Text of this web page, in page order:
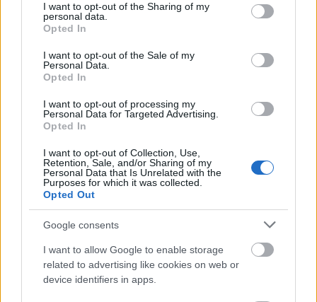
not limited to your visit or usage behaviour. You may click to
grant or deny consent to Google and its third-party tags to
use your data for below specified purposes in below Google
consent section.
I want to opt-out of the Sharing of my
personal data.
Opted In
I want to opt-out of the Sale of my
Personal Data.
Opted In
I want to opt-out of processing my
Personal Data for Targeted Advertising.
Opted In
I want to opt-out of Collection, Use,
Retention, Sale, and/or Sharing of my
Personal Data that Is Unrelated with the
Purposes for which it was collected.
Opted Out
Google consents
I want to allow Google to enable storage
related to advertising like cookies on web or
device identifiers in apps.
Jordán Tamás a Nemzet Színésze
TörökÁkos•2020. február 25.
Közel egy órás tanácskozás után hozták meg
döntésüket a Nemzet Színészei: Andorai Péter
helyére Jordán Tamás választották meg.